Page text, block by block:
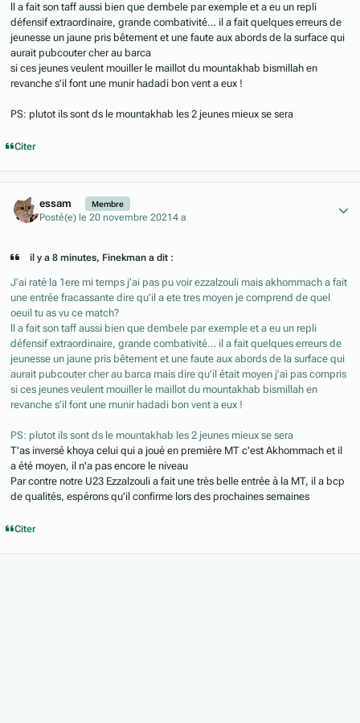
ll a fait son taff aussi bien que dembele par exemple et a eu un repli
défensif extraordinaire, grande combativité… il a fait quelques erreurs de
jeunesse un jaune pris bêtement et une faute aux abords de la surface qui
aurait pubcouter cher au barca
si ces jeunes veulent mouiller le maillot du mountakhab bismillah en
revanche s’il font une munir hadadi bon vent a eux !
PS: plutot ils sont ds le mountakhab les 2 jeunes mieux se sera
Citer
essam Membre
Posté(e) le 20 novembre 20214 a
il y a 8 minutes, Finekman a dit :
J’ai raté la 1ere mi temps j’ai pas pu voir ezzalzouli mais akhommach a fait
une entrée fracassante dire qu’il a ete tres moyen je comprend de quel
oeuil tu as vu ce match?
ll a fait son taff aussi bien que dembele par exemple et a eu un repli
défensif extraordinaire, grande combativité… il a fait quelques erreurs de
jeunesse un jaune pris bêtement et une faute aux abords de la surface qui
aurait pubcouter cher au barca mais dire qu’il était moyen j’ai pas compris
si ces jeunes veulent mouiller le maillot du mountakhab bismillah en
revanche s’il font une munir hadadi bon vent a eux !
PS: plutot ils sont ds le mountakhab les 2 jeunes mieux se sera
T'as inversé khoya celui qui a joué en première MT c'est Akhommach et il
a été moyen, il n'a pas encore le niveau
Par contre notre U23 Ezzalzouli a fait une très belle entrée à la MT, il a bcp
de qualités, espérons qu'il confirme lors des prochaines semaines
Citer